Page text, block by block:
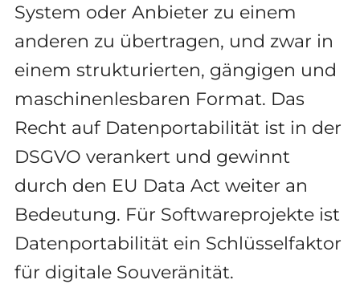
System oder Anbieter zu einem
anderen zu übertragen, und zwar in
einem strukturierten, gängigen und
maschinenlesbaren Format. Das
Recht auf Datenportabilität ist in der
DSGVO verankert und gewinnt
durch den EU Data Act weiter an
Bedeutung. Für Softwareprojekte ist
Datenportabilität ein Schlüsselfaktor
für digitale Souveränität.